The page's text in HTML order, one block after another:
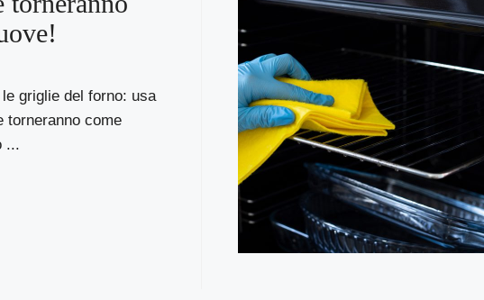
griglie del forno: usa
torneranno come
...